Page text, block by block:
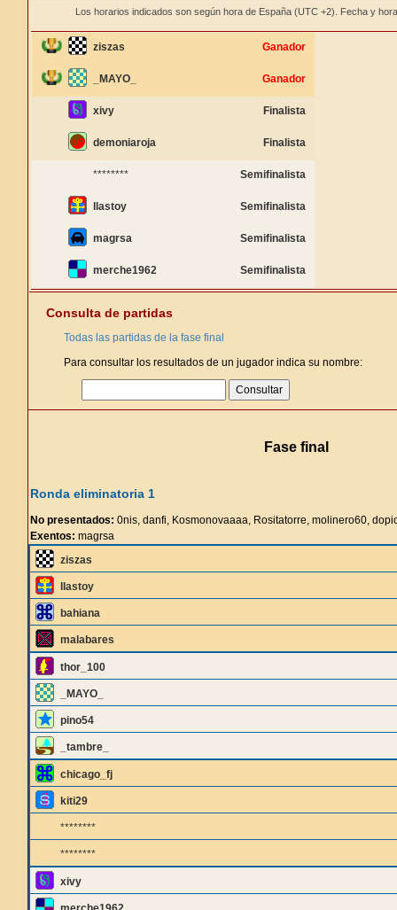
Los horarios indicados son según hora de España (UTC +2). Fecha y
ziszas Ganador
_MAYO_ Ganador
xivy Finalista
demoniaroja Finalista
******** Semifinalista
llastoy Semifinalista
magrsa Semifinalista
merche1962 Semifinalista
Consulta de partidas
Todas las partidas de la fase final
Para consultar los resultados de un jugador indica su nombre:
Fase final
Ronda eliminatoria 1
No presentados: 0nis, danfi, Kosmonovaaaa, Rositatorre, molinero60,
Exentos: magrsa
ziszas
llastoy
bahiana
malabares
thor_100
_MAYO_
pino54
_tambre_
chicago_fj
kiti29
********
********
xivy